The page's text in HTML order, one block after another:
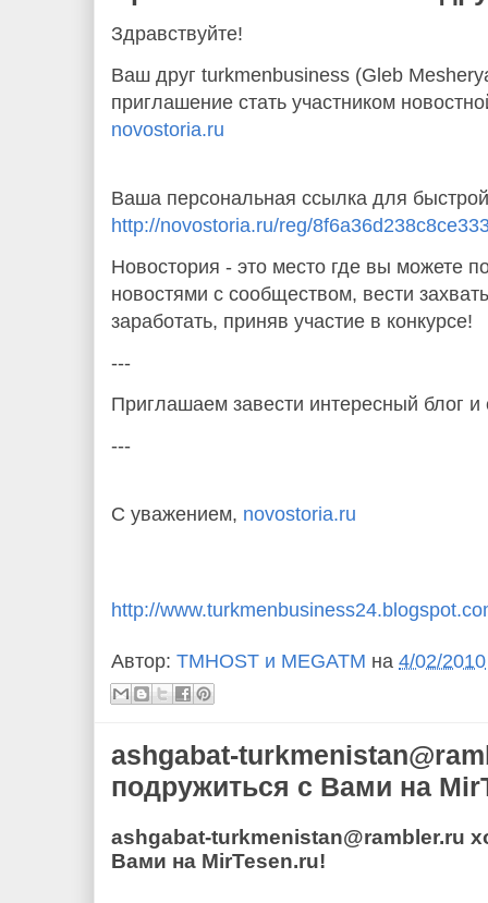
Здравствуйте!
Ваш друг turkmenbusiness (Gleb
приглашение стать участником
novostoria.ru
Ваша персональная ссылка для
http://novostoria.ru/reg/
Новостория - это место где вы можете
новостями с сообществом, вести
заработать, приняв участие в конкурсе!
---
Приглашаем завести интересный блог
---
С уважением, novostoria.ru
http://
Автор: TMHOST и MEGATM на 4/02/2010
ashgabat-
подружиться с Вами на
ashgabat-turkmenistan@rambler.ru
Вами на MirTesen.ru!